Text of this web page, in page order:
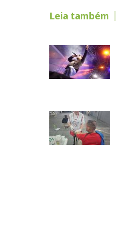
Leia também